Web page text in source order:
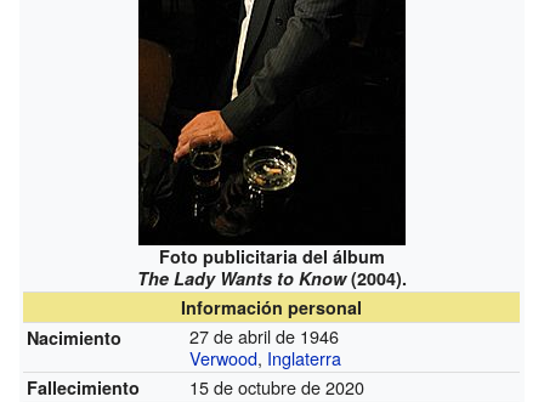
Foto publicitaria del álbum
The Lady Wants to Know(2004).
Información personal
Nacimiento
27 de abril de 1946
Verwood, Inglaterra
Fallecimiento 15 de octubre de 2020